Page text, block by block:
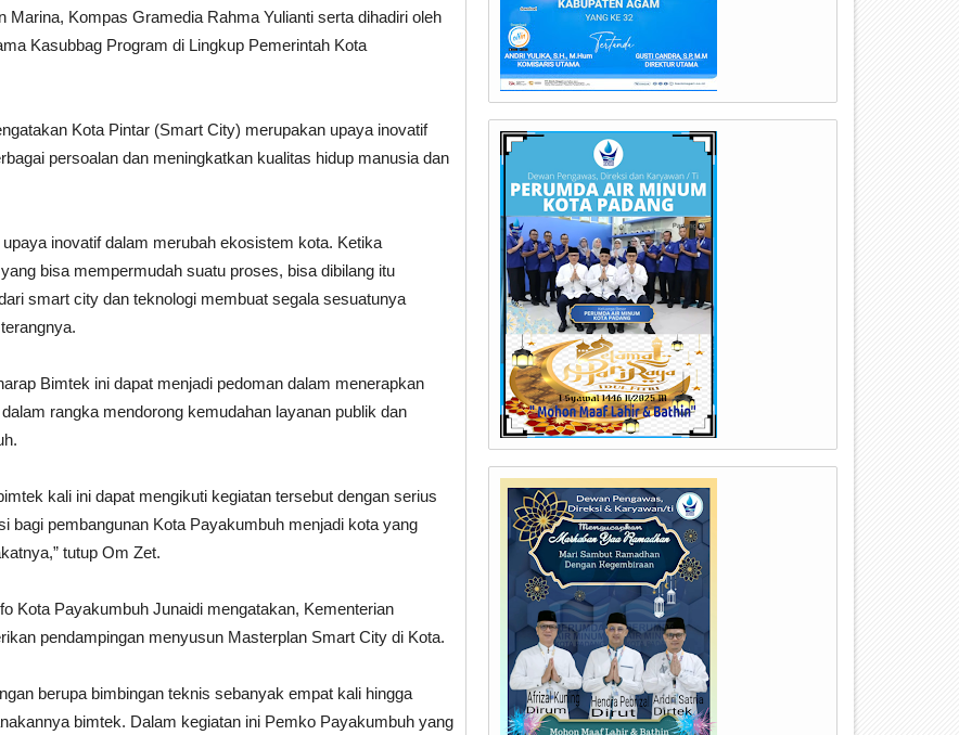
Marina, Kompas Gramedia Rahma Yulianti serta dihadiri oleh
Kasubbag Program di Lingkup Pemerintah Kota
Kota Pintar (Smart City) merupakan upaya inovatif
persoalan dan meningkatkan kualitas hidup manusia dan
inovatif dalam merubah ekosistem kota. Ketika
bisa mempermudah suatu proses, bisa dibilang itu
smart city dan teknologi membuat segala sesuatunya
Bimtek ini dapat menjadi pedoman dalam menerapkan
rangka mendorong kemudahan layanan publik dan
kali ini dapat mengikuti kegiatan tersebut dengan serius
bagi pembangunan Kota Payakumbuh menjadi kota yang
tutup Om Zet.
Kota Payakumbuh Junaidi mengatakan, Kementerian
pendampingan menyusun Masterplan Smart City di Kota.
berupa bimbingan teknis sebanyak empat kali hingga
bimtek. Dalam kegiatan ini Pemko Payakumbuh yang